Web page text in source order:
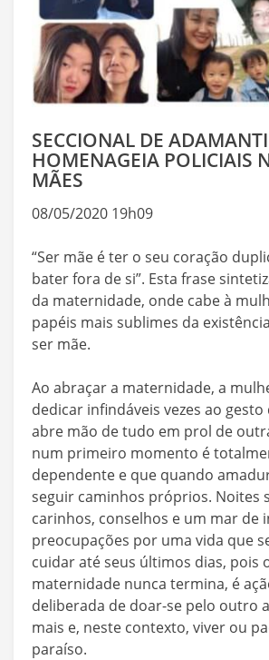
SECCIONAL DE
HOMENAGEIA POLICIAIS
MÃES
08/05/2020 19h09
“Ser mãe é ter o seu coração
bater fora de si”. Esta frase
da maternidade, onde cabe à
papéis mais sublimes da
ser mãe.
Ao abraçar a maternidade, a
dedicar infindáveis vezes ao gesto
abre mão de tudo em prol de
num primeiro momento é
dependente e que quando
seguir caminhos próprios. Noites
carinhos, conselhos e um mar de
preocupações por uma vida que
cuidar até seus últimos dias, pois
maternidade nunca termina, é
deliberada de doar-se pelo outro
mais e, neste contexto, viver ou
paraíso.